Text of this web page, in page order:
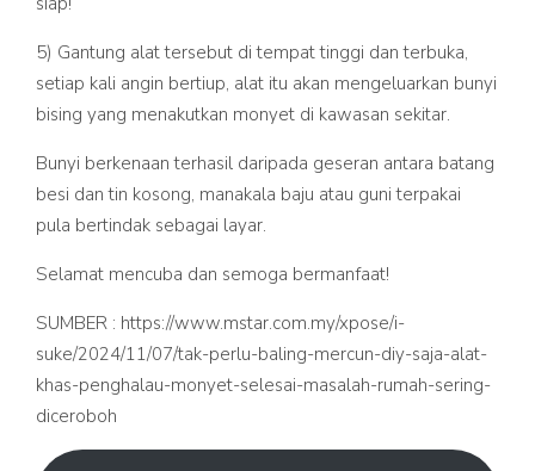
5) Gantung alat tersebut di tempat tinggi dan terbuka,
setiap kali angin bertiup, alat itu akan mengeluarkan bunyi
bising yang menakutkan monyet di kawasan sekitar.
Bunyi berkenaan terhasil daripada geseran antara batang
besi dan tin kosong, manakala baju atau guni terpakai
pula bertindak sebagai layar.
Selamat mencuba dan semoga bermanfaat!
SUMBER : https://www.mstar.com.my/xpose/i-
suke/2024/11/07/tak-perlu-baling-mercun-diy-saja-alat-
khas-penghalau-monyet-selesai-masalah-rumah-sering-
diceroboh